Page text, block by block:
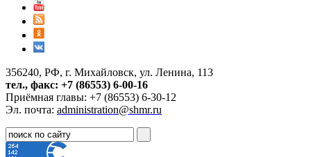
356240, РФ, г. Михайловск, ул. Ленина, 113
тел., факс: +7 (86553) 6-00-16
Приёмная главы: +7 (86553) 6-30-12
Эл. почта: administration@shmr.ru